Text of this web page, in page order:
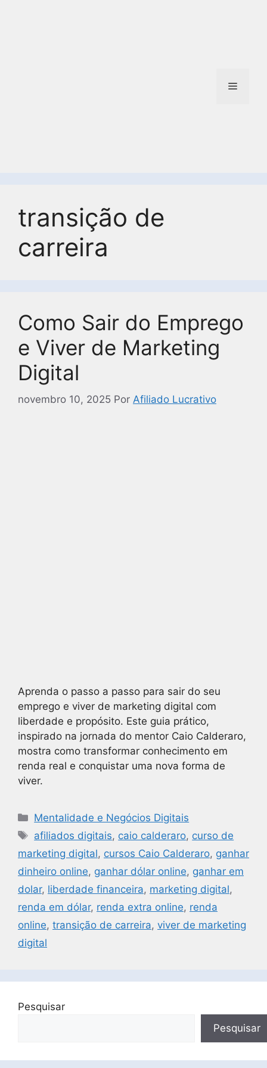
transição de
carreira
Como Sair do Emprego
e Viver de Marketing
Digital
novembro 10, 2025 Por Afiliado Lucrativo
Aprenda o passo a passo para sair do seu
emprego e viver de marketing digital com
liberdade e propósito. Este guia prático,
inspirado na jornada do mentor Caio Calderaro,
mostra como transformar conhecimento em
renda real e conquistar uma nova forma de
viver.
Mentalidade e Negócios Digitais
afiliados digitais, caio calderaro, curso de
marketing digital, cursos Caio Calderaro, ganhar
dinheiro online, ganhar dólar online, ganhar em
dolar, liberdade financeira, marketing digital,
renda em dólar, renda extra online, renda
online, transição de carreira, viver de marketing
digital
Pesquisar
Pesquisar